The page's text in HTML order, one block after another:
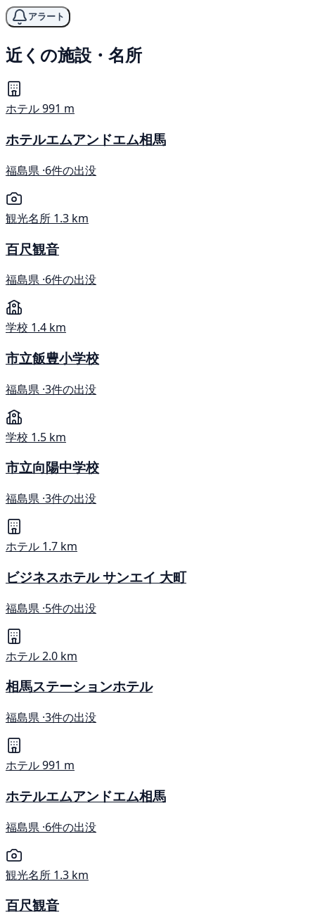
アラート
近くの施設・名所
ホテル991 m
ホテルエムアンドエム相馬
福島県 ·6件の出没
観光名所 1.3 km
百尺観音
福島県 ·6件の出没
学校 1.4 km
市立飯豊小学校
福島県 ·3件の出没
学校 1.5 km
市立向陽中学校
福島県 ·3件の出没
ホテル 1.7 km
ビジネスホテル サンエイ 大町
福島県 ·5件の出没
ホテル2.0 km
相馬ステーションホテル
福島県 ·3件の出没
ホテル991 m
ホテルエムアンドエム相馬
福島県 ·6件の出没
観光名所 1.3 km
百尺観音